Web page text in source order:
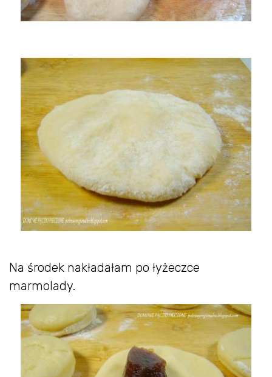
Na środek nakładałam po łyżeczce
marmolady.